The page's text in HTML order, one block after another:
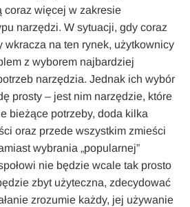
coraz więcej w zakresie
narzędzi. W sytuacji, gdy coraz
wkracza na ten rynek, użytkownicy
z wyborem najbardziej
narzędzia. Jednak ich wybór
prosty – jest nim narzędzie, które
bieżące potrzeby, doda kilka
oraz przede wszystkim zmieści
wybrania „popularnej”
nie będzie wcale tak prosto
zbyt użyteczna, zdecydować
zrozumie każdy, jej używanie